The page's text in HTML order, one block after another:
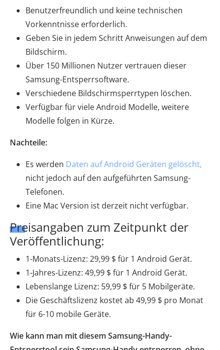
Benutzerfreundlich und keine technischen
Vorkenntnisse erforderlich.
Geben Sie in jedem Schritt Anweisungen auf dem
Bildschirm.
Über 150 Millionen Nutzer vertrauen dieser
Samsung-Entsperrsoftware.
Verschiedene Bildschirmsperrtypen löschen.
Verfügbar für viele Android Modelle, weitere
Modelle folgen in Kürze.
Nachteile:
Es werden Daten auf Android Geräten gelöscht,
nicht jedoch auf den aufgeführten Samsung-
Telefonen.
Eine Mac Version ist derzeit nicht verfügbar.
Preisangaben zum Zeitpunkt der
Veröffentlichung:
1-Monats-Lizenz: 29,99 $ für 1 Android Gerät.
1-Jahres-Lizenz: 49,99 $ für 1 Android Gerät.
Lebenslange Lizenz: 59,99 $ für 5 Mobilgeräte.
Die Geschäftslizenz kostet ab 49,99 $ pro Monat
für 6-10 mobile Geräte.
Wie kann man mit diesem Samsung-Handy-